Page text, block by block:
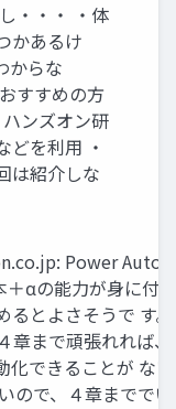
・・・ ・体
かあるけ
からな
すすめの方
ンズオン研
どを利用 ・
は紹介しな
Power
＋αの能力が身に付
るとよさそうで す
章まで頑張れれば
化できることが な
ので、４章までで